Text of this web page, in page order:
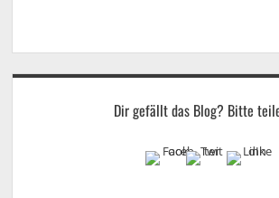
der
Dir gefällt das Blog? Bitte